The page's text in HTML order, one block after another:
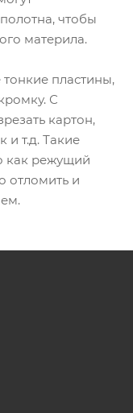
чтобы
материла.
тонкие пластины,
С
картон,
и т.д. Такие
как режущий
отломить и